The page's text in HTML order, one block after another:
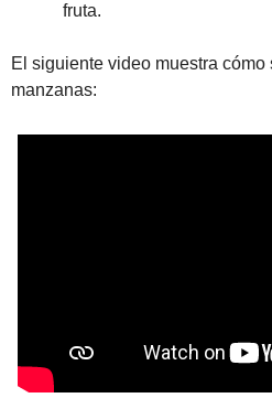
fruta.
El siguiente video muestra
manzanas: